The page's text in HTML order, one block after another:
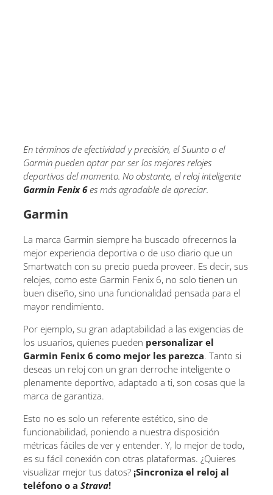
En términos de efectividad y precisión, el Suunto o el
Garmin pueden optar por ser los mejores relojes
deportivos del momento. No obstante, el reloj inteligente
Garmin Fenix 6es más agradable de apreciar.
Garmin
La marca Garmin siempre ha buscado ofrecernos la
mejor experiencia deportiva o de uso diario que un
Smartwatch con su precio pueda proveer. Es decir, sus
relojes, como este Garmin Fenix 6, no solo tienen un
buen diseño, sino una funcionalidad pensada para el
mayor rendimiento.
Por ejemplo, su gran adaptabilidad a las exigencias de
los usuarios, quienes pueden personalizar el
Garmin Fenix 6 como mejor les parezca. Tanto si
deseas un reloj con un gran derroche inteligente o
plenamente deportivo, adaptado a ti, son cosas que la
marca de garantiza.
Esto no es solo un referente estético, sino de
funcionabilidad, poniendo a nuestra disposición
métricas fáciles de ver y entender. Y, lo mejor de todo,
es su fácil conexión con otras plataformas. ¿Quieres
visualizar mejor tus datos? ¡Sincroniza el reloj al
teléfono o a Strava!